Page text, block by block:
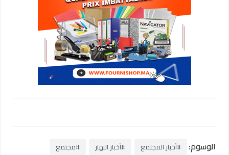
الوسوم: #أخبار المجتمع #أخبار النهار #مجتمع